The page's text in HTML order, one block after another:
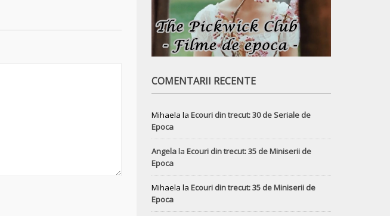
COMENTARII RECENTE
Mihaela la Ecouri din trecut: 30 de Seriale de
Epoca
Angelala Ecouri din trecut: 35 de Miniserii de
Epoca
Mihaela la Ecouri din trecut: 35 de Miniserii de
Epoca